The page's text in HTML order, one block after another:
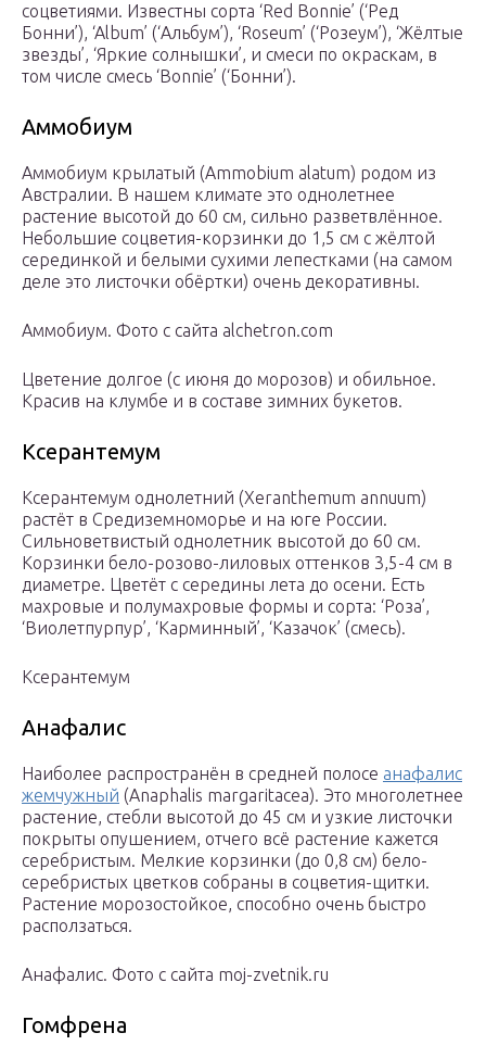
соцветиями. Известны сорта ‘Red Bonnie’ (‘Ред
Бонни’), ‘Album’ (‘Альбум’), ‘Roseum’ (‘Розеум’), ‘Жёлтые
звезды’, ‘Яркие солнышки’, и смеси по окраскам, в
том числе смесь ‘Bonnie’ (‘Бонни’).
Аммобиум
Аммобиум крылатый (Ammobium alatum) родом из
Австралии. В нашем климате это однолетнее
растение высотой до 60 см, сильно разветвлённое.
Небольшие соцветия-корзинки до 1,5 см с жёлтой
серединкой и белыми сухими лепестками (на самом
деле это листочки обёртки) очень декоративны.
Аммобиум. Фото с сайта alchetron.com
Цветение долгое (с июня до морозов) и обильное.
Красив на клумбе и в составе зимних букетов.
Ксерантемум
Ксерантемум однолетний (Xeranthemum annuum)
растёт в Средиземноморье и на юге России.
Сильноветвистый однолетник высотой до 60 см.
Корзинки бело-розово-лиловых оттенков 3,5-4 см в
диаметре. Цветёт с середины лета до осени. Есть
махровые и полумахровые формы и сорта: ‘Роза’,
‘Виолетпурпур’, ‘Карминный’, ‘Казачок’ (смесь).
Ксерантемум
Анафалис
Наиболее распространён в средней полосе анафалис
жемчужный (Аnaphalis margaritacea). Это многолетнее
растение, стебли высотой до 45 см и узкие листочки
покрыты опушением, отчего всё растение кажется
серебристым. Мелкие корзинки (до 0,8 см) бело-
серебристых цветков собраны в соцветия-щитки.
Растение морозостойкое, способно очень быстро
расползаться.
Анафалис. Фото с сайта moj-zvetnik.ru
Гомфрена